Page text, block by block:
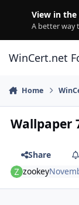
View in the
A better way
WinCert.net
Home
Wallpaper
Share
zookey